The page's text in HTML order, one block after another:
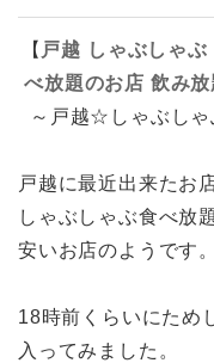
【 戸越 しゃぶしゃぶ
べ放題のお店 飲み
～戸越☆しゃぶしゃ
戸越に最近出来たお店
しゃぶしゃぶ食べ放
安いお店のようです。
18時前くらいにため
入ってみました。